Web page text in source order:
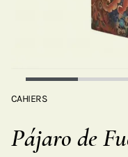
CAHIERS
Pájaro de